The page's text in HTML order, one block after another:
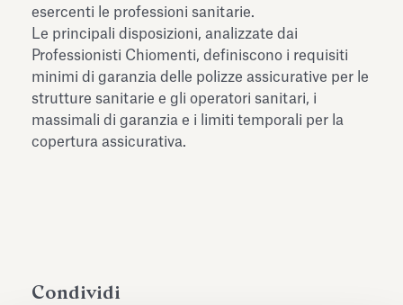
esercenti le professioni sanitarie.
Le principali disposizioni, analizzate dai
Professionisti Chiomenti, definiscono i requisiti
minimi di garanzia delle polizze assicurative per le
strutture sanitarie e gli operatori sanitari, i
massimali di garanzia e i limiti temporali per la
copertura assicurativa.
Condividi